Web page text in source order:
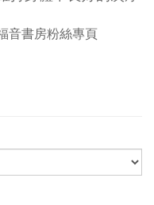
音書房粉絲專頁